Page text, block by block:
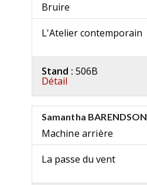
Bruire
L'Atelier contemporain
Stand : 506B
Détail
Samantha BARENDSON
Machine arrière
La passe du vent